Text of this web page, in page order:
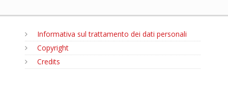
Informativa sul trattamento dei dati personali
Copyright
Credits